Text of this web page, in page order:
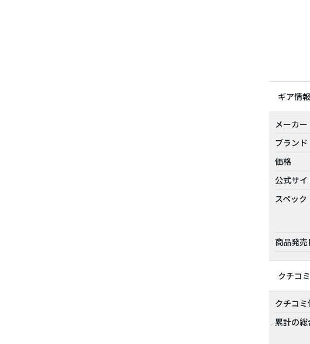
ギア情報
メーカー
ブランド
価格
公式サイ
スペック
商品発売
クチコ
クチコミ
累計の